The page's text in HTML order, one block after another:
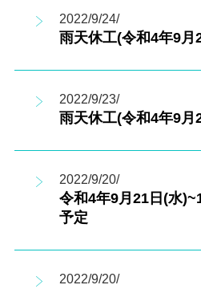
2022/9/24/
雨天休工(令和4年9月
2022/9/23/
雨天休工(令和4年9月
2022/9/20/
令和4年9月21日(水
予定
2022/9/20/